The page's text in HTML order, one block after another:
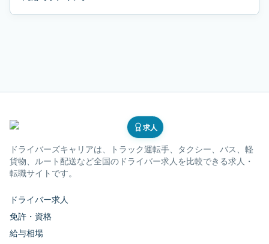
求人
ドライバーズキャリアは、トラック運転手、タクシー、バス、軽
貨物、ルート配送など全国のドライバー求人を比較できる求人・
転職サイトです。
ドライバー求人
免許・資格
給与相場